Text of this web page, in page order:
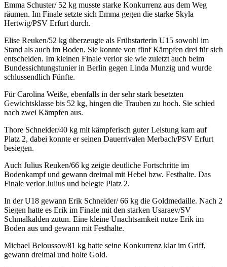
Emma Schuster/ 52 kg musste starke Konkurrenz aus dem Weg
räumen. Im Finale setzte sich Emma gegen die starke Skyla
Hertwig/PSV Erfurt durch.
Elise Reuken/52 kg überzeugte als Frühstarterin U15 sowohl im
Stand als auch im Boden. Sie konnte von fünf Kämpfen drei für sich
entscheiden. Im kleinen Finale verlor sie wie zuletzt auch beim
Bundessichtungstunier in Berlin gegen Linda Munzig und wurde
schlussendlich Fünfte.
Für Carolina Weiße, ebenfalls in der sehr stark besetzten
Gewichtsklasse bis 52 kg, hingen die Trauben zu hoch. Sie schied
nach zwei Kämpfen aus.
Thore Schneider/40 kg mit kämpferisch guter Leistung kam auf
Platz 2, dabei konnte er seinen Dauerrivalen Merbach/PSV Erfurt
besiegen.
Auch Julius Reuken/66 kg zeigte deutliche Fortschritte im
Bodenkampf und gewann dreimal mit Hebel bzw. Festhalte. Das
Finale verlor Julius und belegte Platz 2.
In der U18 gewann Erik Schneider/ 66 kg die Goldmedaille. Nach 2
Siegen hatte es Erik im Finale mit den starken Usaraev/SV
Schmalkalden zutun. Eine kleine Unachtsamkeit nutze Erik im
Boden aus und gewann mit Festhalte.
Michael Beloussov/81 kg hatte seine Konkurrenz klar im Griff,
gewann dreimal und holte Gold.